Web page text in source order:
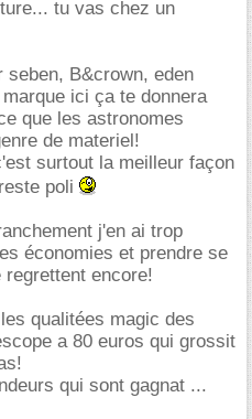
tu vas chez un
B&crown, eden
ici ça te donnera
que les astronomes
de materiel!
surtout la meilleur façon
poli
j'en ai trop
économies et prendre se
encore!
qualitées magic des
a 80 euros qui grossit
qui sont gagnat ...